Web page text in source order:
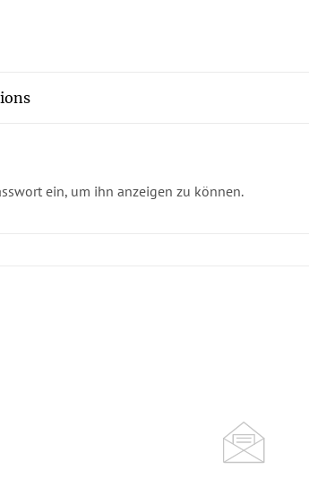
ein, um ihn anzeigen zu können.